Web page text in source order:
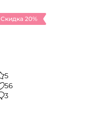
Скидка 20%
5
56
3